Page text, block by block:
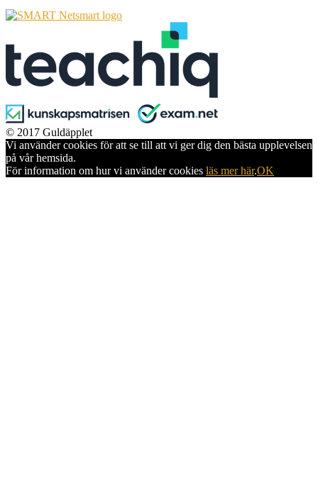
© 2017 Guldäpplet
Vi använder cookies för att se till att vi ger dig den bästa upplevelsen
på vår hemsida.
För information om hur vi använder cookies läs mer här.OK